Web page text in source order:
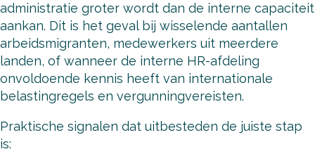
administratie groter wordt dan de interne capaciteit
aankan. Dit is het geval bij wisselende aantallen
arbeidsmigranten, medewerkers uit meerdere
landen, of wanneer de interne HR-afdeling
onvoldoende kennis heeft van internationale
belastingregels en vergunningvereisten.
Praktische signalen dat uitbesteden de juiste stap
is: